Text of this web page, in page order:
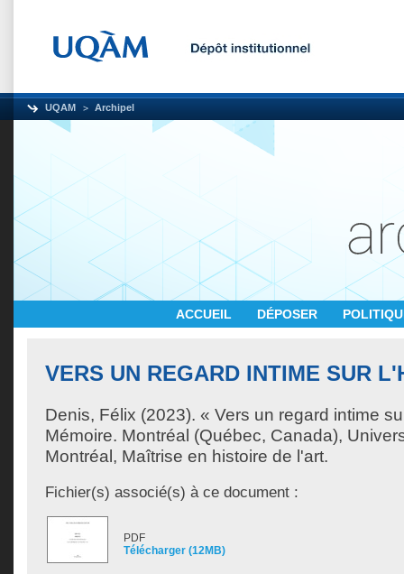
UQAM Archipel
ACCUEIL DÉPOSER
VERS UN REGARD INTIME SUR
Denis, Félix (2023). « Vers un regard intime
Mémoire. Montréal (Québec, Canada),
Montréal, Maîtrise en histoire de l'art.
Fichier(s) associé(s) à ce document :
PDF
Télécharger (12MB)